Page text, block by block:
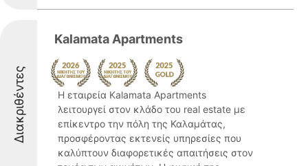
Διακριθέντες
Kalamata Apartments
Η εταιρεία Kalamata Apartments
λειτουργεί στον κλάδο του real estate με
επίκεντρο την πόλη της Καλαμάτας,
προσφέροντας εκτενείς υπηρεσίες που
καλύπτουν διαφορετικές απαιτήσεις στον